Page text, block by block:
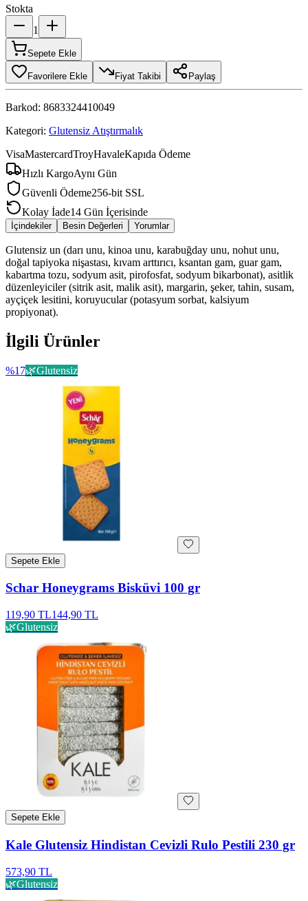
Stokta
1
Sepete Ekle
Favorilere Ekle Fiyat Takibi Paylaş
Barkod: 8683324410049
Kategori: Glutensiz Atıştırmalık
VisaMastercardTroyHavaleKapıda Ödeme
Hızlı KargoAynı Gün
Güvenli Ödeme256-bit SSL
Kolay İade14 Gün İçerisinde
İçindekiler Besin Değerleri Yorumlar
Glutensiz un (darı unu, kinoa unu, karabuğday unu, nohut unu,
doğal tapiyoka nişastası, kıvam arttırıcı, ksantan gam, guar gam,
kabartma tozu, sodyum asit, pirofosfat, sodyum bikarbonat), asitlik
düzenleyiciler (sitrik asit, malik asit), margarin, şeker, tahin, susam,
ayçiçek lesitini, koruyucular (potasyum sorbat, kalsiyum
propiyonat).
İlgili Ürünler
%17🌿Glutensiz
Sepete Ekle
Schar Honeygrams Bisküvi 100 gr
119,90 TL144,90 TL
🌿Glutensiz
Sepete Ekle
Kale Glutensiz Hindistan Cevizli Rulo Pestili 230 gr
573,90 TL
🌿Glutensiz